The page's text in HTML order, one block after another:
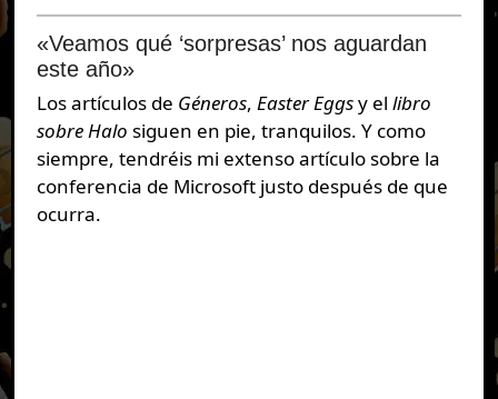
«Veamos qué ‘sorpresas’ nos aguardan
este año»
Los artículos de Géneros, Easter Eggsy el libro
sobre Halo siguen en pie, tranquilos. Y como
siempre, tendréis mi extenso artículo sobre la
conferencia de Microsoft justo después de que
ocurra.